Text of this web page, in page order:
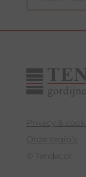
Privacy &
Onze regio’s
© Tendacor